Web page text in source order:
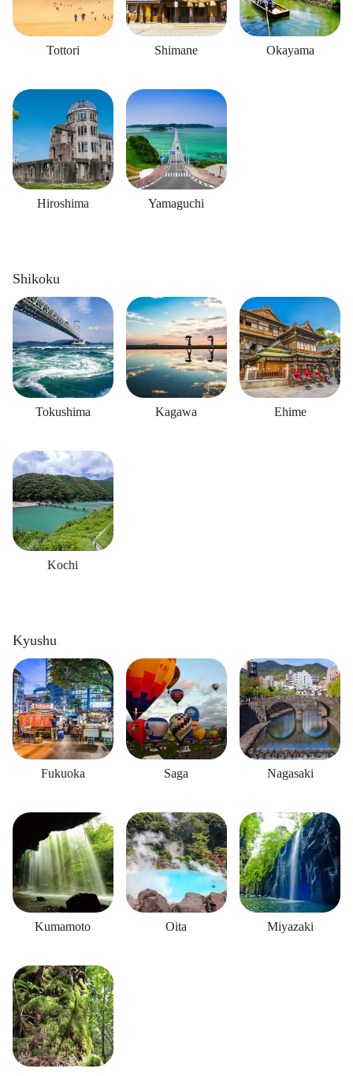
Tottori Shimane Okayama
Hiroshima Yamaguchi
Shikoku
Tokushima Kagawa Ehime
Kochi
Kyushu
Fukuoka Saga Nagasaki
Kumamoto Oita Miyazaki